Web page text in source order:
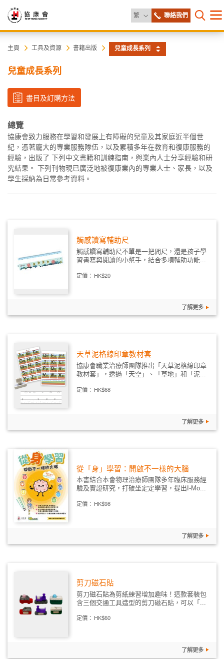
繁 更改語言聯絡我們
打開目
協
康
會
主頁 工具及資源 書籍出版 兒童成長系列
兒童成長系列
書目及訂購方法
總覽
協康會致力服務在學習和發展上有障礙的兒童及其家庭近半個世
紀，憑著龐大的專業服務隊伍，以及累積多年在教育和復康服務的
經驗，出版了 下列中文書籍和訓練指南，與業內人士分享經驗和研
究結果。 下列刊物現已廣泛地被復康業內的專業人士、家長，以及
學生採納為日常參考資料。
觸感讀寫輔助尺
觸感讀寫輔助尺不單是一把間尺，還是孩子學
習書寫與閱讀的小幫手，結合多項輔助功能...
定價： HK$20
了解更多
天草泥格線印章教材套
協康會職業治療師團隊推出「天草泥格線印章
教材套」，透過「天空」、「草地」和「泥...
定價： HK$68
了解更多
從「身」學習：開啟不一樣的大腦
本書結合本會物理治療師團隊多年臨床服務經
驗及實證研究，打破坐定定學習，提出I-Mo...
定價： HK$98
了解更多
剪刀磁石貼
剪刀磁石貼為剪紙練習增加趣味！這款套裝包
含三個交通工具造型的剪刀磁石貼，可以「...
定價： HK$60
了解更多